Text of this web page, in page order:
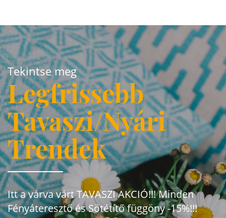
Tekintse meg
Legfrissebb
Tavaszi/Nyári
Trendek
Itt a várva várt TAVASZI AKCIÓ!!! Minden
Fényáteresztő és Sötétítő függöny -15%!!!